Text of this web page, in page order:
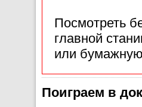
Посмотреть
главной
или
Поиграем в